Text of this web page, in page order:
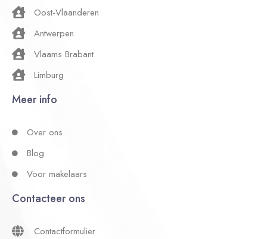
Oost-Vlaanderen
Antwerpen
Vlaams Brabant
Limburg
Meer info
Over ons
Blog
Voor makelaars
Contacteer ons
Contactformulier